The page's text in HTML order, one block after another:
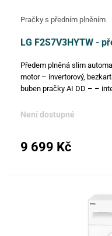
Pračky s předním plněním
LG F2S7V3HYTW -
Předem plněná slim
motor – invertorový,
buben pračky AI DD – –
Není dostupné
9 699 Kč